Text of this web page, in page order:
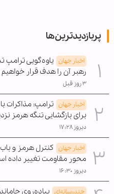
پربازدیدترین‌ها
اخبار جهان یاوه‌گویی ترامپ
رهبر آن را هدف قرار خواهیم
۳ روز قبل
اخبار جهان ترامپ: مذاکرات
برای بازگشایی تنگه هرمز
دیروز ۱۷:۲۸
اخبار جهان کنترل هرمز و
محور مقاومت تغییر داده
دیروز ۱۶:۳۰
چندرسانه‌ای پیاده‌روی